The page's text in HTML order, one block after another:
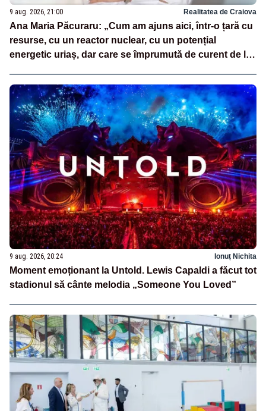
9 aug. 2026, 21:00 Realitatea de Craiova
Ana Maria Păcuraru: „Cum am ajuns aici, într-o țară cu
resurse, cu un reactor nuclear, cu un potențial
energetic uriaș, dar care se împrumută de curent de la
9 aug. 2026, 20:24 Ionuț Nichita
Moment emoționant la Untold. Lewis Capaldi a făcut tot
stadionul să cânte melodia „Someone You Loved”